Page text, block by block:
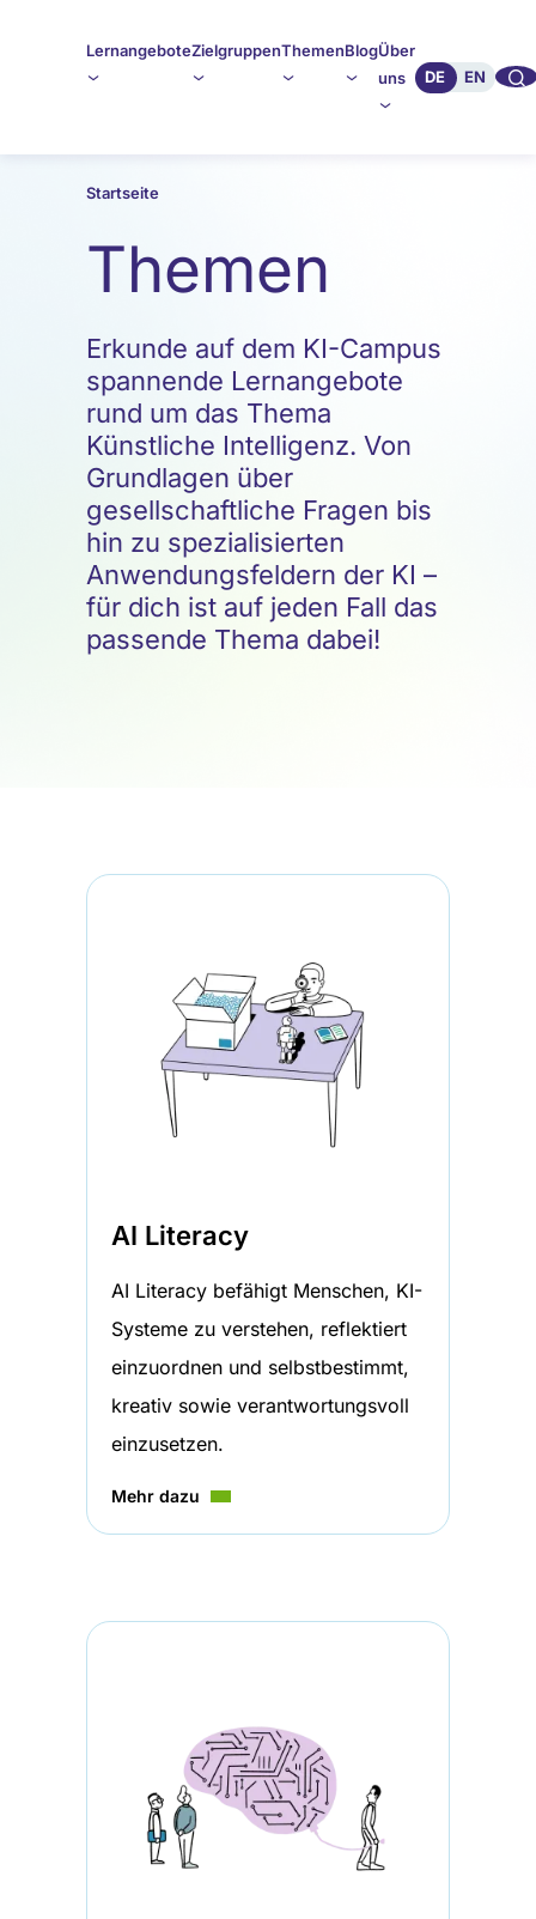
LernangeboteZielgruppenThemenBlogÜber
uns
DE EN 🔍︎︎
Startseite
Themen
Erkunde auf dem KI-Campus
spannende Lernangebote
rund um das Thema
Künstliche Intelligenz. Von
Grundlagen über
gesellschaftliche Fragen bis
hin zu spezialisierten
Anwendungsfeldern der KI –
für dich ist auf jeden Fall das
passende Thema dabei!
AI Literacy
AI Literacy befähigt Menschen, KI-
Systeme zu verstehen, reflektiert
einzuordnen und selbstbestimmt,
kreativ sowie verantwortungsvoll
einzusetzen.
Mehr dazu